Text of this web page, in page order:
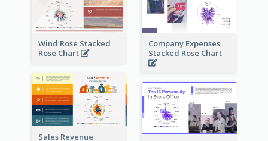
Wind Rose Stacked
Rose Chart
Company Expenses
Stacked Rose Chart
Sales Revenue